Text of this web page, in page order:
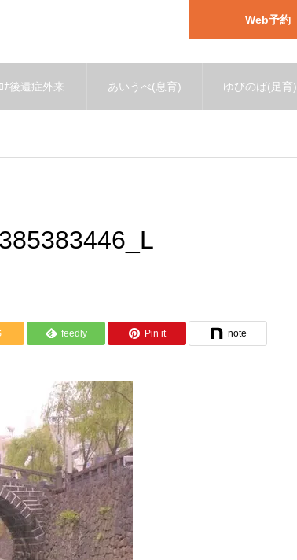
Web予約
ﾅ後遺症外来 あいうべ(息育) ゆびのば(足育)
feedly Pin it note